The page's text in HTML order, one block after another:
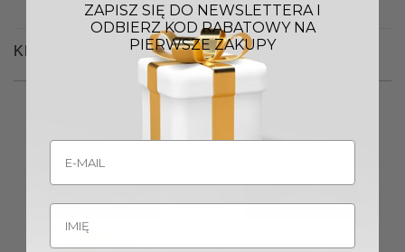
KLIENCI OGLĄDALI RÓWNIEŻ
Wyprzedany Wyprzedany
ZAPISZ SIĘ DO NEWSLETTERA I
ODBIERZ KOD RABATOWY NA
PIERWSZE ZAKUPY